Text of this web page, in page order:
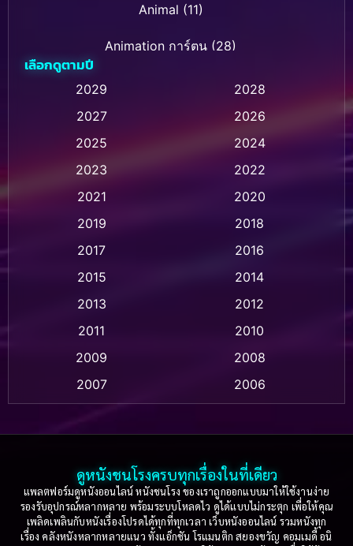
Animal (11)
Animation การ์ตูน (28)
Animation การ์ตูน (236)
Animation การ์ตูน (32)
Animation แอนิเมชั่น (1)
Animation แอนิเมชัน (1)
Based on a True Story เรื่องจริง(75)
Based on Novel(16)
Betrayal(1)
เลือกดูตามปี
2029
2028
2027
2026
2025
2024
2023
2022
2021
2020
2019
2018
2017
2016
2015
2014
2013
2012
2011
2010
2009
2008
2007
2006
2003
2002
2001
2000
1999
1998
1997
1996
ดูหนังชนโรงครบทุกเรื่องในที่เดียว
แพลตฟอร์มดูหนังออนไลน์ หนังชนโรง ของเราถูกออกแบบมาให้ใช้งานง่าย
รองรับอุปกรณ์หลากหลาย พร้อมระบบโหลดไว ดูได้แบบไม่กระตุก เพื่อให้คุณ
เพลิดเพลินกับหนังเรื่องโปรดได้ทุกที่ทุกเวลา เว็บหนังออนไลน์ รวมหนังทุก
เรื่อง คลังหนังหลากหลายแนว ทั้งแอ็กชัน โรแมนติก สยองขวัญ คอมเมดี้ อนิ